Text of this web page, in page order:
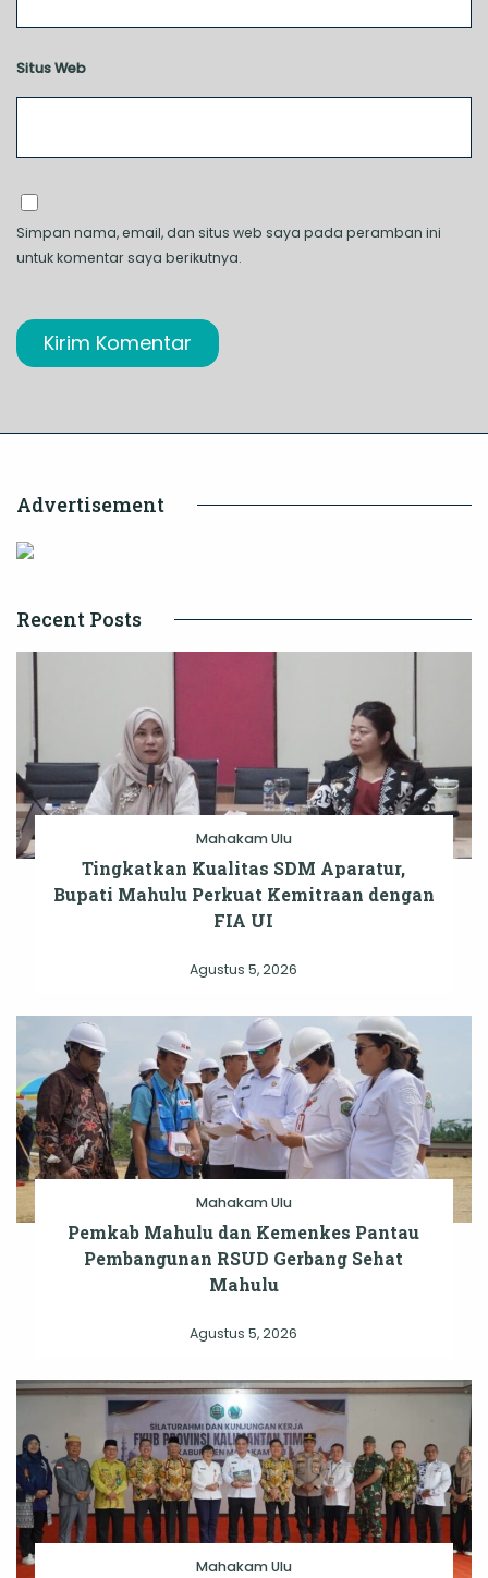
Situs Web
Simpan nama, email, dan situs web saya pada peramban ini
untuk komentar saya berikutnya.
Advertisement
Recent Posts
Mahakam Ulu
Tingkatkan Kualitas SDM Aparatur,
Bupati Mahulu Perkuat Kemitraan dengan
FIA UI
Agustus 5, 2026
Mahakam Ulu
Pemkab Mahulu dan Kemenkes Pantau
Pembangunan RSUD Gerbang Sehat
Mahulu
Agustus 5, 2026
Mahakam Ulu